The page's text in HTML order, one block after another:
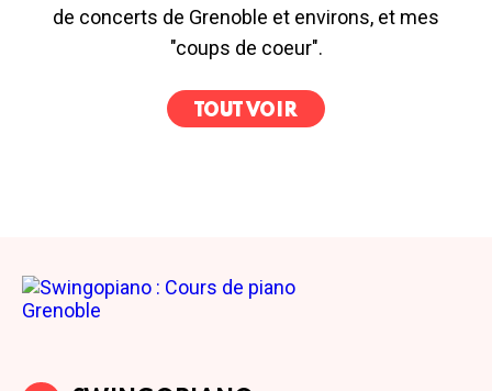
de concerts de Grenoble et environs, et mes
"coups de coeur".
TOUT VOIR